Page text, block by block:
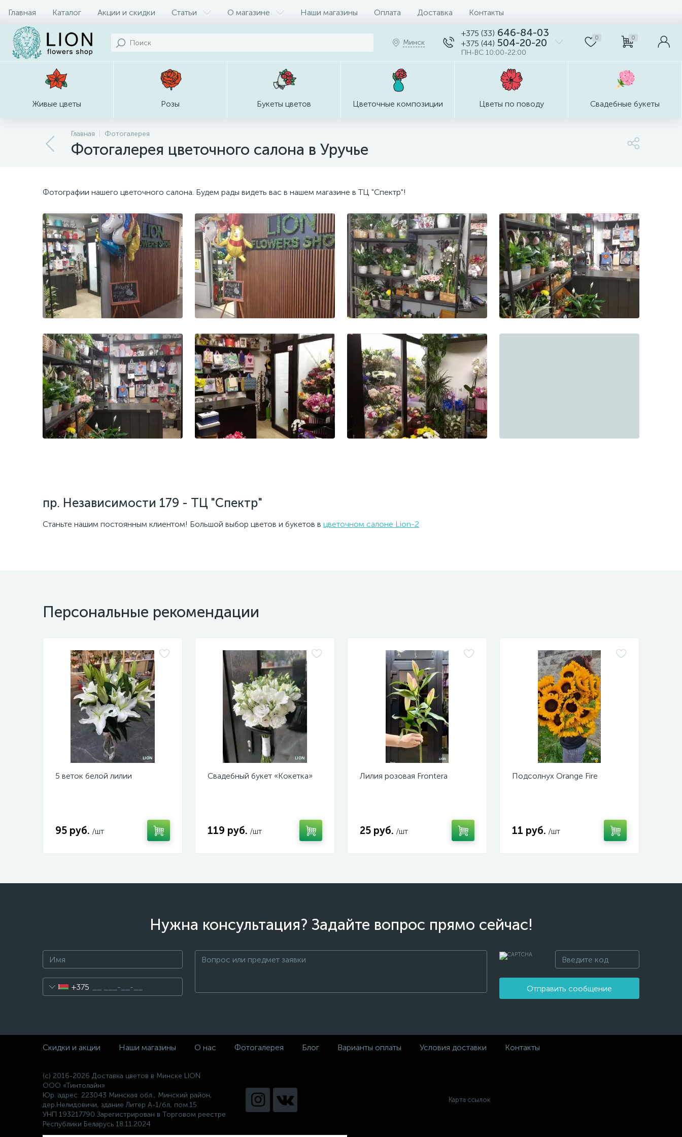
Главная Каталог Акции и скидки Статьи О магазине Наши магазины Оплата Доставка Контакты
Минск
+375 (33) 646-84-03
+375 (44) 504-20-20
ПН-ВС 10:00-22:00
0 0
Живые цветы Розы Букеты цветов Цветочные композиции Цветы по поводу Свадебные букеты
Главная Фотогалерея
Фотогалерея цветочного салона в Уручье
Фотографии нашего цветочного салона. Будем рады видеть вас в нашем магазине в ТЦ "Спектр"!
Фото-1 Фото-2 Фото-3
пр. Независимости 179 - ТЦ "Спектр"
Станьте нашим постоянным клиентом! Большой выбор цветов и букетов в цветочном салоне Lion-2
Персональные рекомендации
5 веток белой лилии
95 руб. /шт
Свадебный букет «Кокетка»
119 руб. /шт
Лилия розовая Frontera
25 руб. /шт
Подсолнух Orange Fire
11 руб. /шт
Нужна консультация? Задайте вопрос прямо сейчас!
+375 Отправить сообщение
Скидки и акции Наши магазины О нас Фотогалерея Блог Варианты оплаты Условия доставки Контакты
(c) 2016-2026 Доставка цветов в Минске LION
ООО «Тинтолайн»
Юр. адрес: 223043 Минская обл., Минский район,
дер.Нелидовичи, здание Литер А-1/бл, пом.15.
УНП 193217790 Зарегистрирован в Торговом реестре
Республики Беларусь 18.11.2024
Карта ссылок